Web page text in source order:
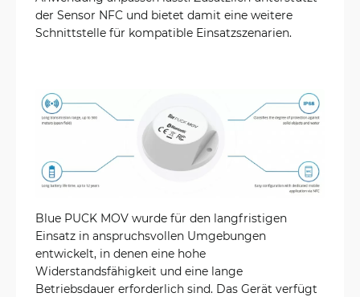
der Sensor NFC und bietet damit eine weitere
Schnittstelle für kompatible Einsatzszenarien.
Blue PUCK MOV wurde für den langfristigen
Einsatz in anspruchsvollen Umgebungen
entwickelt, in denen eine hohe
Widerstandsfähigkeit und eine lange
Betriebsdauer erforderlich sind. Das Gerät verfügt